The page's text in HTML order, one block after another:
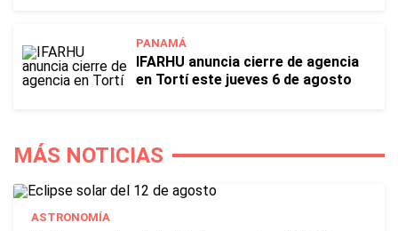
PANAMÁ
IFARHU anuncia cierre de agencia
en Tortí este jueves 6 de agosto
MÁS NOTICIAS
ASTRONOMÍA